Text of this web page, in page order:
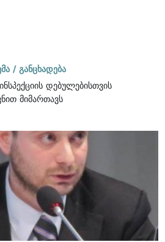
/ განცხადება
დებულებისთვის
მიმართავს